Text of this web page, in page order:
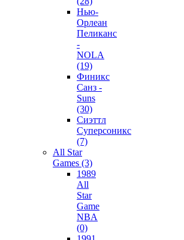
Нью-
Орлеан
Пеликанс
-
NOLA
(19)
Финикс
Санз -
Suns
(30)
Сиэттл
Суперсоникс
(7)
All Star
Games (3)
1989
All
Star
Game
NBA
(0)